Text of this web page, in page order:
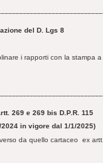
del D. Lgs 8
i rapporti con la stampa a
269 e 269 bis D.P.R. 115
in vigore dal 1/1/2025)
da quello cartaceo ex artt.